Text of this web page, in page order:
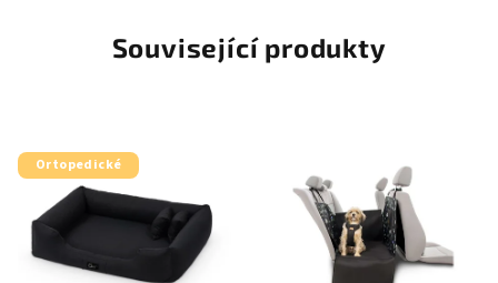
Související produkty
Ortopedické